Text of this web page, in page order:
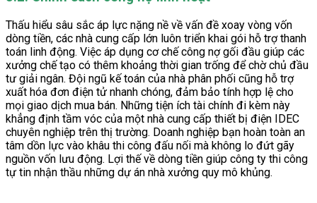
Thấu hiểu sâu sắc áp lực nặng nề về vấn đề xoay vòng vốn
dòng tiền, các nhà cung cấp lớn luôn triển khai gói hỗ trợ thanh
toán linh động. Việc áp dụng cơ chế công nợ gối đầu giúp các
xưởng chế tạo có thêm khoảng thời gian trống để chờ chủ đầu
tư giải ngân. Đội ngũ kế toán của nhà phân phối cũng hỗ trợ
xuất hóa đơn điện tử nhanh chóng, đảm bảo tính hợp lệ cho
mọi giao dịch mua bán. Những tiện ích tài chính đi kèm này
khẳng định tầm vóc của một nhà cung cấp thiết bị điện IDEC
chuyên nghiệp trên thị trường. Doanh nghiệp bạn hoàn toàn an
tâm dồn lực vào khâu thi công đấu nối mà không lo đứt gãy
nguồn vốn lưu động. Lợi thế về dòng tiền giúp công ty thi công
tự tin nhận thầu những dự án nhà xưởng quy mô khủng.